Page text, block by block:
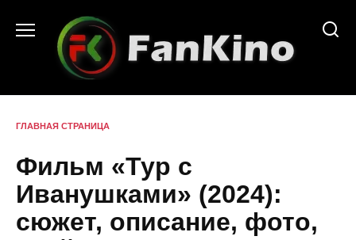
содержанию
ГЛАВНАЯ СТРАНИЦА
Фильм «Тур с
Иванушками» (2024):
сюжет, описание, фото,